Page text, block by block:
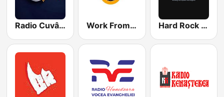
Radio Cuvântul Vieții Work From Home Radio Hard Rock Fm